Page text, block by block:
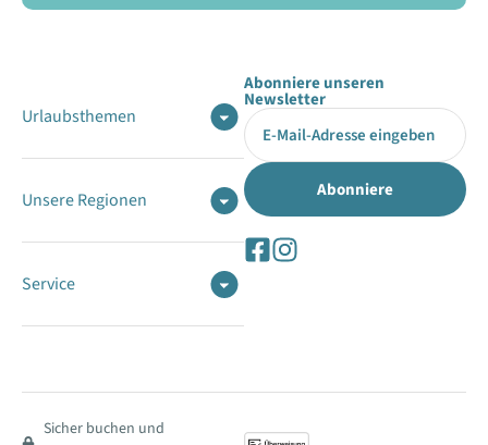
Urlaubsthemen
Unsere Regionen
Service
Abonniere unseren
Newsletter
Sicher buchen und